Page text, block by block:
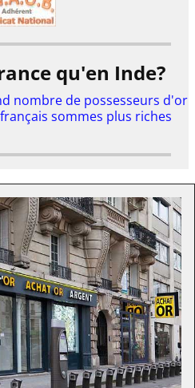
qu'en Inde?
nombre de possesseurs d'or
sommes plus riches